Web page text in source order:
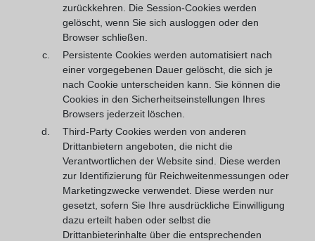
zurückkehren. Die Session-Cookies werden
gelöscht, wenn Sie sich ausloggen oder den
Browser schließen.
Persistente Cookies werden automatisiert nach
einer vorgegebenen Dauer gelöscht, die sich je
nach Cookie unterscheiden kann. Sie können die
Cookies in den Sicherheitseinstellungen Ihres
Browsers jederzeit löschen.
Third-Party Cookies werden von anderen
Drittanbietern angeboten, die nicht die
Verantwortlichen der Website sind. Diese werden
zur Identifizierung für Reichweitenmessungen oder
Marketingzwecke verwendet. Diese werden nur
gesetzt, sofern Sie Ihre ausdrückliche Einwilligung
dazu erteilt haben oder selbst die
Drittanbieterinhalte über die entsprechenden